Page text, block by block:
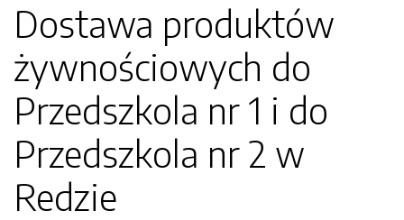
Dostawa produktów
żywnościowych do
Przedszkola nr 1 i do
Przedszkola nr 2 w
Redzie